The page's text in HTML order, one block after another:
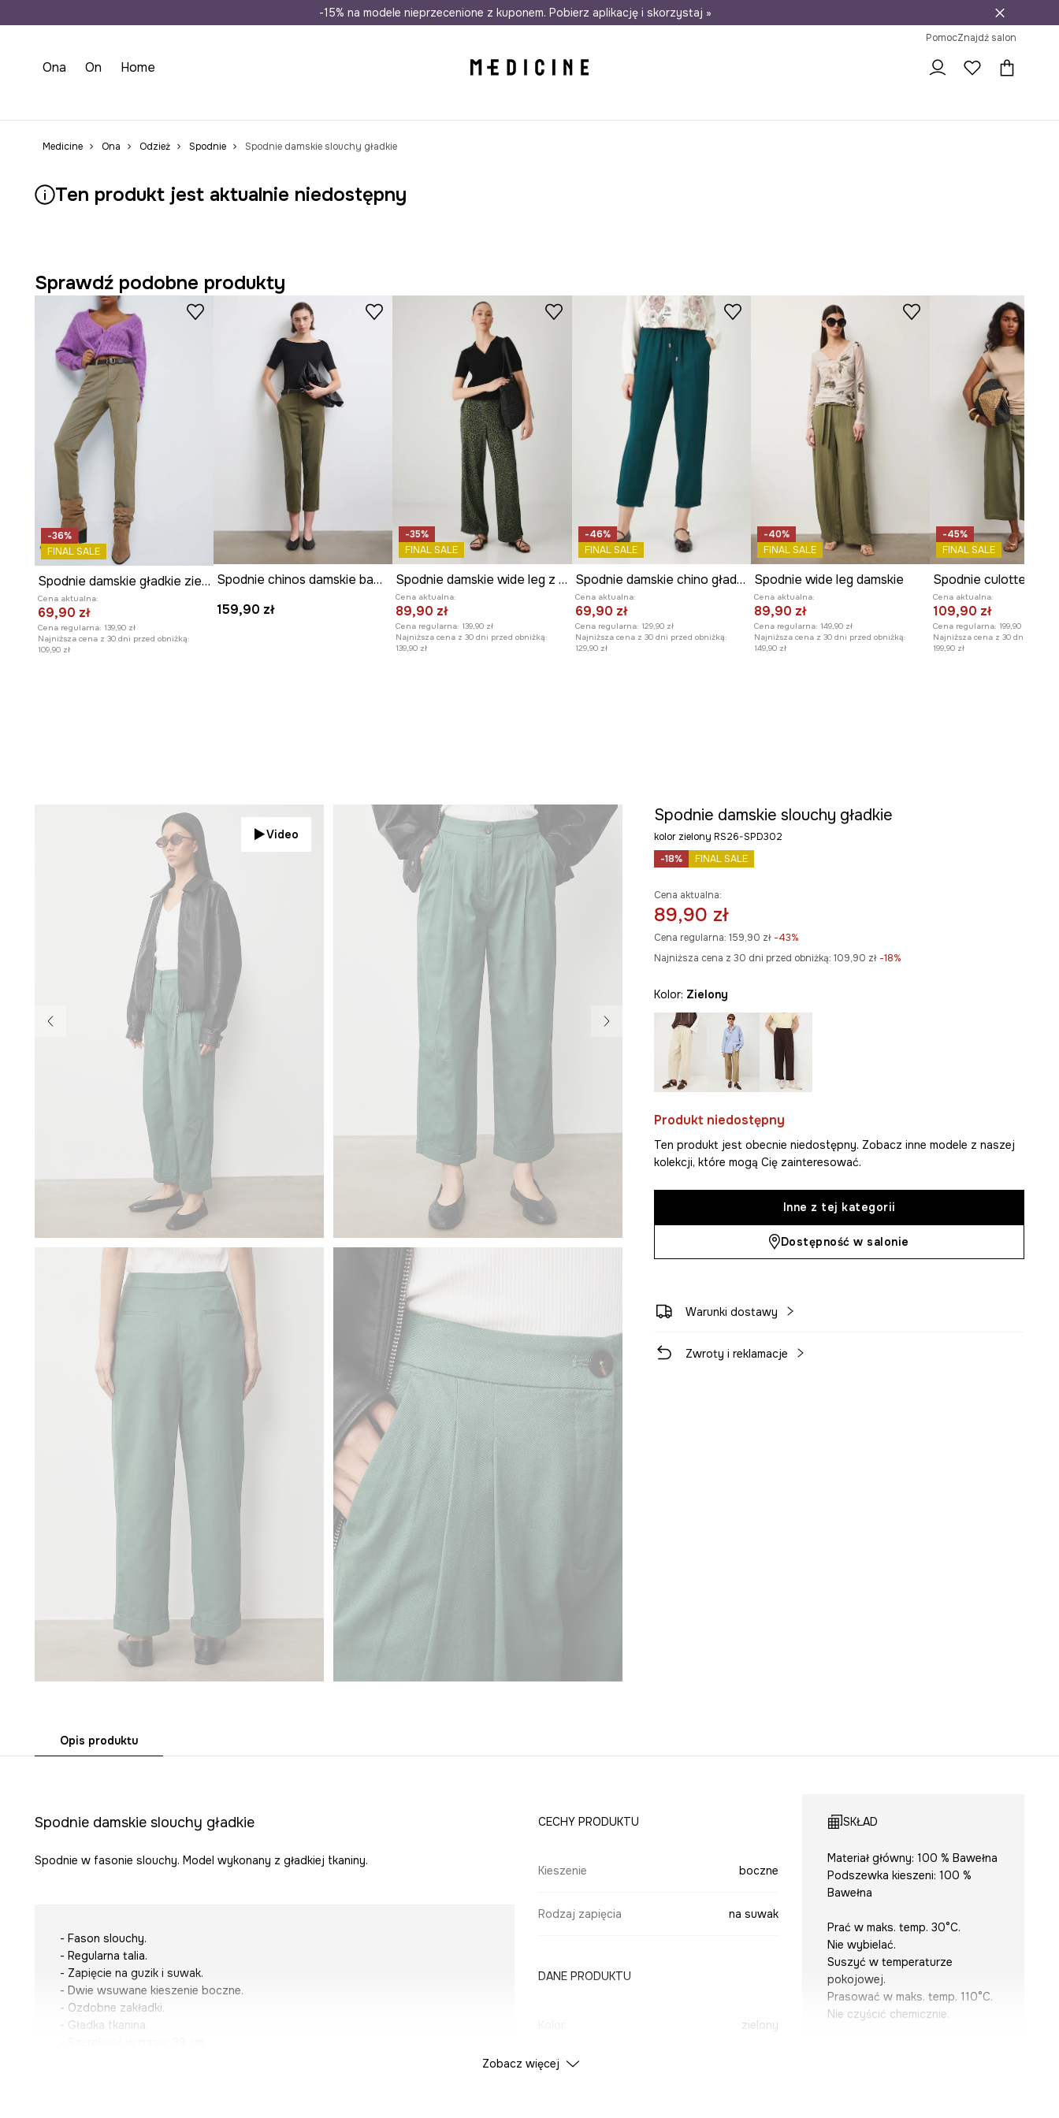
Wysyłka nawet w 24h Darmowa dostawa do salonów 30 dni na zwrot
-15% na modele nieprzecenione z kuponem. Pobierz aplikację i skorzystaj »
PomocZnajdź salon
Ona On Home
Medicine Ona Odzież Spodnie Spodnie damskie slouchy gładkie
Ten produkt jest aktualnie niedostępny
Sprawdź podobne produkty
-36%
FINAL SALE
Spodnie damskie gładkie zielone
Cena aktualna:
69,90 zł
Cena regularna: 139,90 zł
Najniższa cena z 30 dni przed obniżką:
109,90 zł
Spodnie chinos damskie bawełniane z elastanem gładkie
159,90 zł
-35%
FINAL SALE
Spodnie damskie wide leg z wiskozy kolor zielony
Cena aktualna:
89,90 zł
Cena regularna: 139,90 zł
Najniższa cena z 30 dni przed obniżką:
139,90 zł
-46%
FINAL SALE
Spodnie damskie chino gładkie
Cena aktualna:
69,90 zł
Cena regularna: 129,90 zł
Najniższa cena z 30 dni przed obniżką:
129,90 zł
-40%
FINAL SALE
Spodnie wide leg damskie
Cena aktualna:
89,90 zł
Cena regularna: 149,90 zł
Najniższa cena z 30 dni przed obniżką:
149,90 zł
-45%
FINAL SALE
Cena aktualna:
109,90 zł
Cena regularna: 199,90 zł
Najniższa cena z 30 dni przed
199,90 zł
Video
Spodnie damskie slouchy gładkie
kolor zielony RS26-SPD302
-18%
FINAL SALE
Cena aktualna:
89,90 zł
Cena regularna: 159,90 zł-43%
Najniższa cena z 30 dni przed obniżką: 109,90 zł -18%
Kolor: zielony
Produkt niedostępny
Ten produkt jest obecnie niedostępny. Zobacz inne modele z naszej
kolekcji, które mogą Cię zainteresować.
Inne z tej kategorii
Dostępność w salonie
Warunki dostawy
Zwroty i reklamacje
Opis produktu
Spodnie damskie slouchy gładkie
Spodnie w fasonie slouchy. Model wykonany z gładkiej tkaniny.
- Fason slouchy.
- Regularna talia.
- Zapięcie na guzik i suwak.
- Dwie wsuwane kieszenie boczne.
- Ozdobne zakładki.
- Gładka tkanina.
CECHY PRODUKTU
Kieszenie boczne
Rodzaj zapięcia na suwak
DANE PRODUKTU
zielony
ID Produktu
SKŁAD
Materiał główny: 100 % Bawełna
Podszewka kieszeni: 100 %
Bawełna
Prać w maks. temp. 30°C.
Nie wybielać.
Suszyć w temperaturze
pokojowej.
Prasować w maks. temp. 110°C.
Nie czyścić chemicznie.
Zobacz więcej